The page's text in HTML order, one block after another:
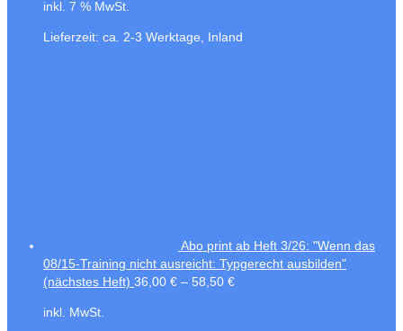
inkl. 7 % MwSt.
Lieferzeit: ca. 2-3 Werktage, Inland
Abo print ab Heft 3/26: "Wenn das
08/15-Training nicht ausreicht: Typgerecht ausbilden"
(nächstes Heft) 36,00 € – 58,50 €
inkl. MwSt.